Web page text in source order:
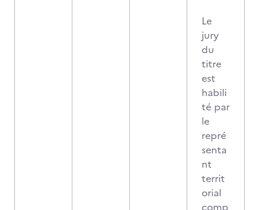
Le
jury
du
titre
est
habili
té par
le
repré
senta
nt
territ
orial
comp